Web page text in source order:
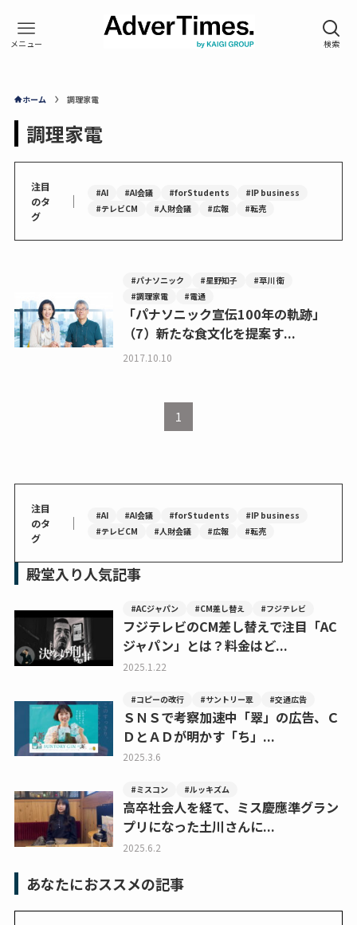
ホーム 調理家電
調理家電
注目
のタ
グ
｜ #AI #AI会議 #forStudents
#IP business
#テレビCM
#人財会議 #広報 #転売
#パナソニック #星野知子
#草川 衛
#調理家電
#電通
「パナソニック宣伝100年の軌跡」
（7）新たな食文化を提案す...
2017.10.10
1
注目
のタ
グ
｜ #AI #AI会議 #forStudents
#IP business
#テレビCM
#人財会議 #広報 #転売
殿堂入り人気記事
#ACジャパン #CM差し替え #フジテレビ
フジテレビのCM差し替えで注目「AC
ジャパン」とは？料金はど...
2025.1.22
#コピーの改行 #サントリー翠 #交通広告
ＳＮＳで考察加速中「翠」の広告、Ｃ
ＤとＡＤが明かす「ち」...
2025.3.6
#ミスコン #ルッキズム
高卒社会人を経て、ミス慶應準グラン
プリになった土川さんに...
2025.6.2
あなたにおススメの記事